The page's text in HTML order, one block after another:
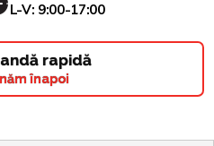
L-V: 9:00-17:00
rapidă
înapoi